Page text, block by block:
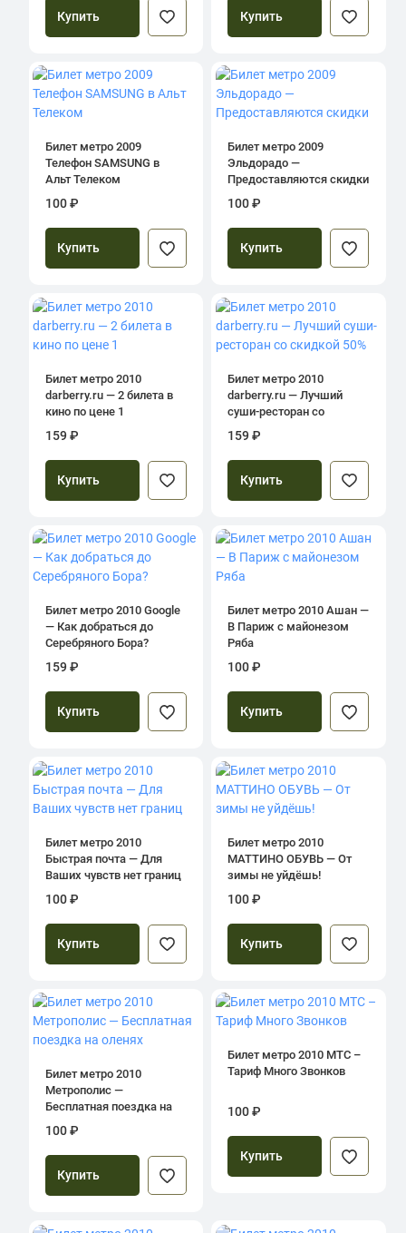
Купить Купить
Билет метро 2009
Телефон SAMSUNG в
Альт Телеком
100 ₽
Купить
Билет метро 2009
Эльдорадо —
Предоставляются скидки
100 ₽
Купить
Билет метро 2010
darberry.ru — 2 билета в
кино по цене 1
159 ₽
Купить
Билет метро 2010
darberry.ru — Лучший
суши-ресторан со
159 ₽
Купить
Билет метро 2010 Google
— Как добраться до
Серебряного Бора?
159 ₽
Купить
Билет метро 2010 Ашан —
В Париж с майонезом
Ряба
100 ₽
Купить
Билет метро 2010
Быстрая почта — Для
Ваших чувств нет границ
100 ₽
Купить
Билет метро 2010
МАТТИНО ОБУВЬ — От
зимы не уйдёшь!
100 ₽
Купить
Билет метро 2010
Метрополис —
Бесплатная поездка на
оленях
100 ₽
Купить
Билет метро 2010 МТС –
Тариф Много Звонков
100 ₽
Купить